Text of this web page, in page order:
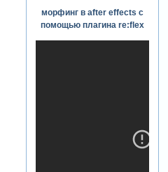
морфинг в after effects с
помощью плагина re:flex